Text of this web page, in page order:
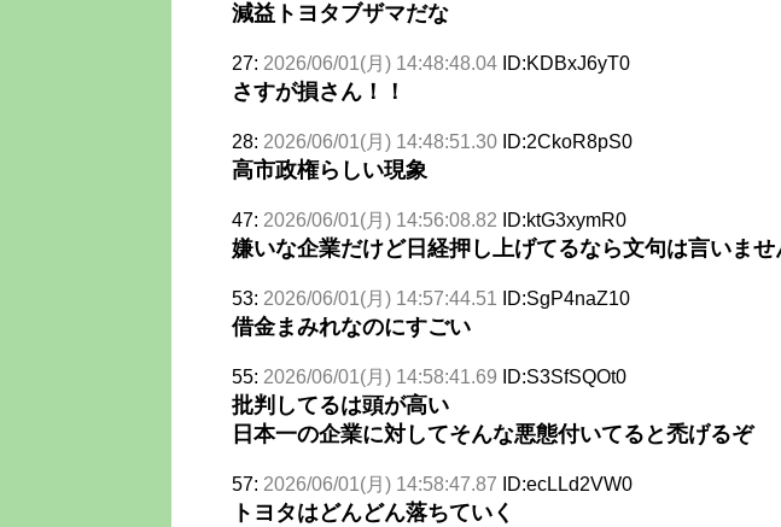
減益トヨタブザマだな
27: 2026/06/01(月) 14:48:48.04 ID:KDBxJ6yT0
さすが損さん！！
28: 2026/06/01(月) 14:48:51.30 ID:2CkoR8pS0
高市政権らしい現象
47: 2026/06/01(月) 14:56:08.82 ID:ktG3xymR0
嫌いな企業だけど日経押し上げてるなら文句は言いませ
53: 2026/06/01(月) 14:57:44.51 ID:SgP4naZ10
借金まみれなのにすごい
55: 2026/06/01(月) 14:58:41.69 ID:S3SfSQOt0
批判してるは頭が高い
日本一の企業に対してそんな悪態付いてると禿げるぞ
57: 2026/06/01(月) 14:58:47.87 ID:ecLLd2VW0
トヨタはどんどん落ちていく